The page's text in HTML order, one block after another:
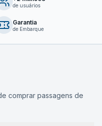
de usuários
Garantia
de Embarque
comprar passagens de